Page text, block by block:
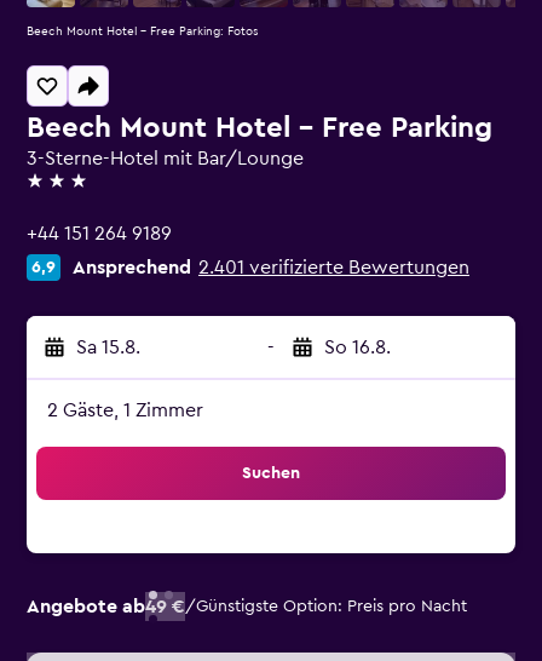
Beech Mount Hotel - Free Parking
3-Sterne-Hotel mit Bar/Lounge
3 Sterne
+44 151 264 9189
6,9 Ansprechend 2.401 verifizierte Bewertungen
Sa 15.8. - So 16.8.
2 Gäste, 1 Zimmer
Suchen
Angebote ab49 €/Günstigste Option: Preis pro Nacht
Beech Mount Hotel - Free Parking: Fotos